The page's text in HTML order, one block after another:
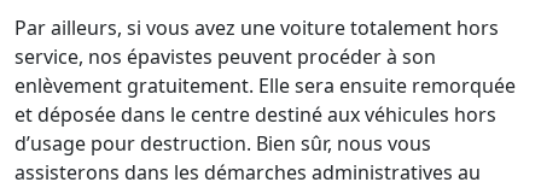
Par ailleurs, si vous avez une voiture totalement hors
service, nos épavistes peuvent procéder à son
enlèvement gratuitement. Elle sera ensuite remorquée
et déposée dans le centre destiné aux véhicules hors
d’usage pour destruction. Bien sûr, nous vous
assisterons dans les démarches administratives au